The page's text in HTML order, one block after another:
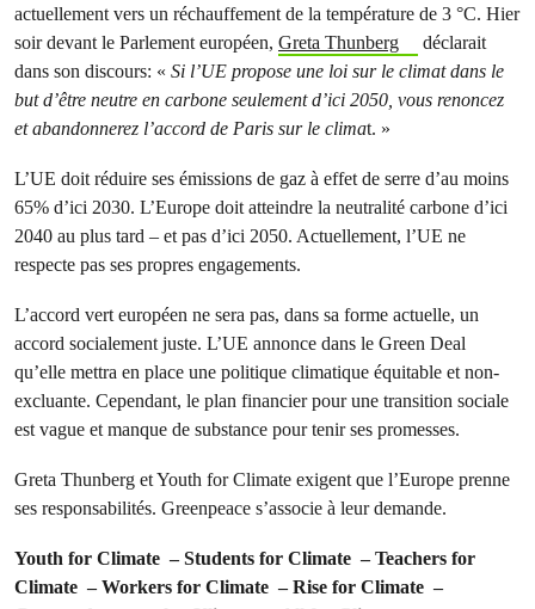
actuellement vers un réchauffement de la température de 3 °C. Hier
soir devant le Parlement européen, Greta Thunberg
déclarait
dans son discours: « Si l’UE propose une loi sur le climat dans le
but d’être neutre en carbone seulement d’ici 2050, vous renoncez
et abandonnerez l’accord de Paris sur le climat. »
L’UE doit réduire ses émissions de gaz à effet de serre d’au moins
65% d’ici 2030. L’Europe doit atteindre la neutralité carbone d’ici
2040 au plus tard – et pas d’ici 2050. Actuellement, l’UE ne
respecte pas ses propres engagements.
L’accord vert européen ne sera pas, dans sa forme actuelle, un
accord socialement juste. L’UE annonce dans le Green Deal
qu’elle mettra en place une politique climatique équitable et non-
excluante. Cependant, le plan financier pour une transition sociale
est vague et manque de substance pour tenir ses promesses.
Greta Thunberg et Youth for Climate exigent que l’Europe prenne
ses responsabilités. Greenpeace s’associe à leur demande.
Youth for Climate –Students for Climate –Teachers for
Climate –Workers for Climate –Rise for Climate –